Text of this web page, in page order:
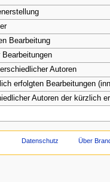
Bearbeitung
Autoren
erfolgten Bearbeitungen
Autoren der kürzlich
Datenschutz Über